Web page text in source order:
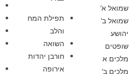
שמואל א’
שמואל ב’
יהושע
שופטים
מלכים א
מלכים ב’
תפילת המח
והלב
השואה
חורבן יהדות
אירופה